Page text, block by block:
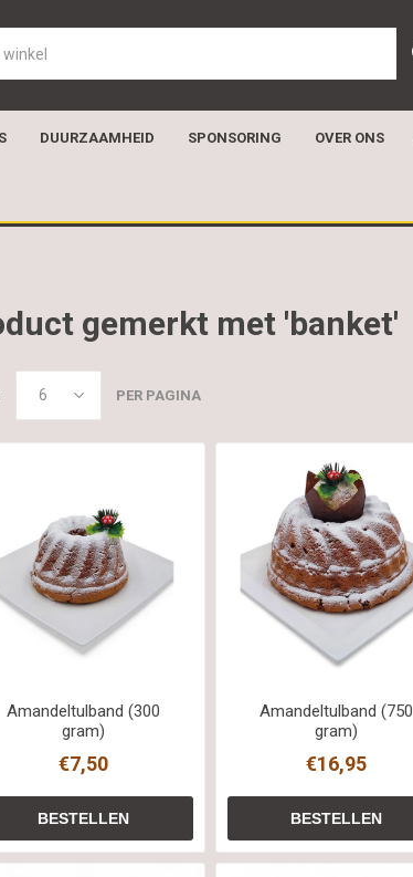
DUURZAAMHEID SPONSORING OVER ONS
gemerkt met 'banket'
PER PAGINA
Amandeltulband (300
gram)
€7,50
Amandeltulband (750
gram)
€16,95